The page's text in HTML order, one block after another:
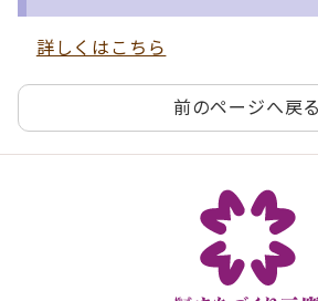
詳しくはこちら
前のページへ戻る